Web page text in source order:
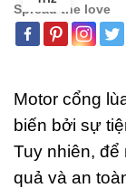
Spread the love
Motor cổng
biến bởi sự
Tuy nhiên, để
quả và an